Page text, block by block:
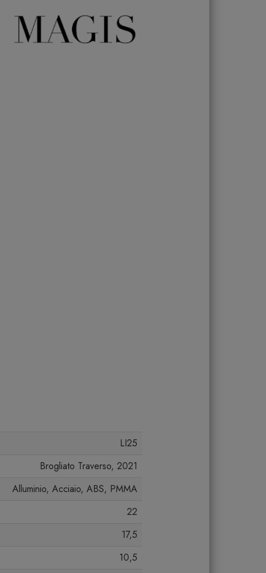
LI25
Brogliato Traverso, 2021
Alluminio, Acciaio, ABS, PMMA
22
17,5
10,5